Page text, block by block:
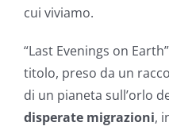
cui viviamo.
“Last Evenings on
titolo, preso da un
di un pianeta sull’orlo
disperate migrazioni,